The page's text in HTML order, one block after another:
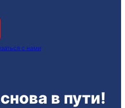
с нами
в пути!